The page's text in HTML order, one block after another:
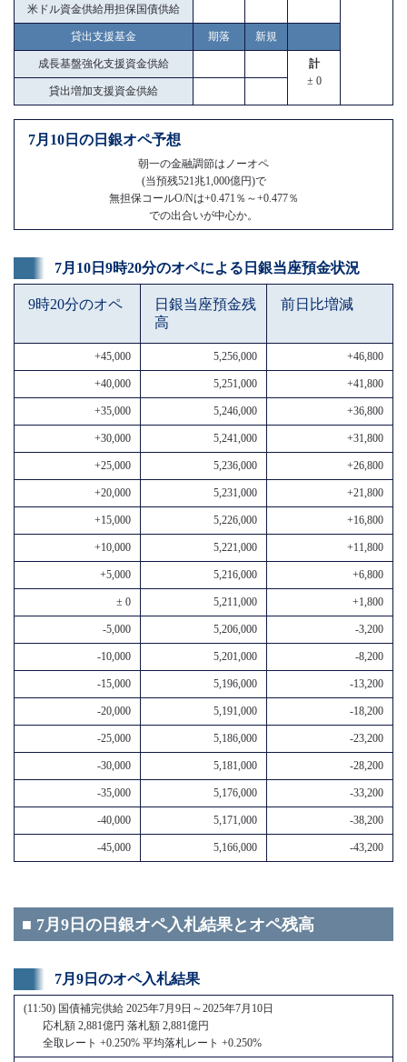
米ドル資金供給用担保国債供給
貸出支援基金 期落 新規
成長基盤強化支援資金供給
計
± 0
貸出増加支援資金供給
7月10日の日銀オペ予想
朝一の金融調節はノーオペ
(当預残521兆1,000億円)で
無担保コールO/Nは+0.471％～+0.477％
での出合いが中心か。
7月10日9時20分のオペによる日銀当座預金状況
9時20分のオペ
日銀当座預金残
高
前日比増減
+45,000 5,256,000 +46,800
+40,000 5,251,000 +41,800
+35,000 5,246,000 +36,800
+30,000 5,241,000 +31,800
+25,000 5,236,000 +26,800
+20,000 5,231,000 +21,800
+15,000 5,226,000 +16,800
+10,000 5,221,000 +11,800
+5,000 5,216,000 +6,800
± 0 5,211,000 +1,800
-5,000 5,206,000 -3,200
-10,000 5,201,000 -8,200
-15,000 5,196,000 -13,200
-20,000 5,191,000 -18,200
-25,000 5,186,000 -23,200
-30,000 5,181,000 -28,200
-35,000 5,176,000 -33,200
-40,000 5,171,000 -38,200
-45,000 5,166,000 -43,200
■ 7月9日の日銀オペ入札結果とオペ残高
7月9日のオペ入札結果
(11:50) 国債補完供給 2025年7月9日～2025年7月10日
応札額 2,881億円 落札額 2,881億円
全取レート +0.250% 平均落札レート +0.250%